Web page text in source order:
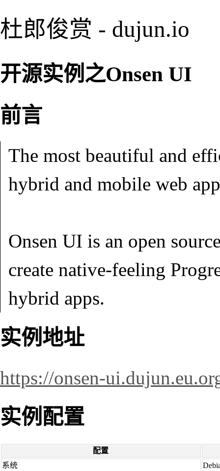
杜郎俊赏 - dujun.io
开源实例之Onsen UI
前言
The most beautiful and
hybrid and mobile web
Onsen UI is an open
create native-feeling
hybrid apps.
实例地址
https://onsen-
实例配置
配置
系统